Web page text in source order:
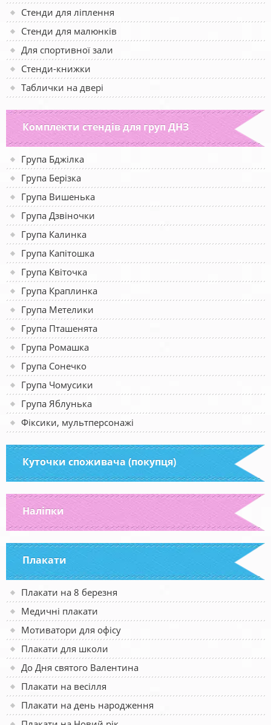
Стенди для ліплення
Стенди для малюнків
Для спортивної зали
Стенди-книжки
Таблички на двері
Комплекти стендів для груп ДНЗ
Група Бджілка
Група Берізка
Група Вишенька
Група Дзвіночки
Група Калинка
Група Капітошка
Група Квіточка
Група Краплинка
Група Метелики
Група Пташенята
Група Ромашка
Група Сонечко
Група Чомусики
Група Яблунька
Фіксики, мультперсонажі
Куточки споживача (покупця)
Наліпки
Плакати
Плакати на 8 березня
Медичні плакати
Мотиватори для офісу
Плакати для школи
До Дня святого Валентина
Плакати на весілля
Плакати на день народження